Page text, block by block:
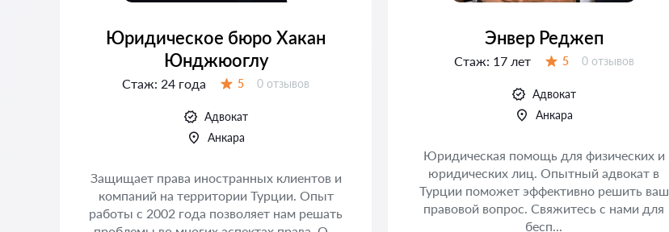
Юридическое бюро Хакан
Юнджюоглу
Стаж: 24 года 5 Отзывов:
0 отзывов
Адвокат
Анкара
Защищает права иностранных клиентов и
компаний на территории Турции. Опыт
работы с 2002 года позволяет нам решать
Энвер Реджеп
Стаж: 17 лет 5 Отзывов:
0 отзывов
Адвокат
Анкара
Юридическая помощь для физических и
юридических лиц. Опытный адвокат в
Турции поможет эффективно решить ваш
правовой вопрос. Свяжитесь с нами для
бесп...